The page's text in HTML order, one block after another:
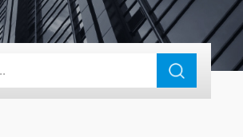
300℃ DHG-9070B（70